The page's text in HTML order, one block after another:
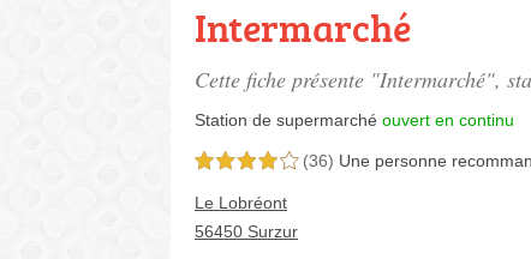
Intermarché
Cette fiche présente "Intermarché",
Station de supermarché ouvert en continu
4,0 étoiles sur 5 (36) Une personne
Le Lobréont
56450 Surzur